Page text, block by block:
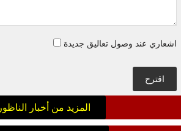
اشعاري عند وصول تعاليق جديدة
اقترح
المزيد من أخبار الناظور